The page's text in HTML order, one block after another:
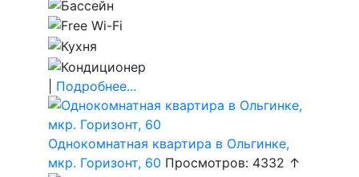
Подробнее...
Однокомнатная квартира в Ольгинке,
мкр. Горизонт, 60 Просмотров: 4332 ↑